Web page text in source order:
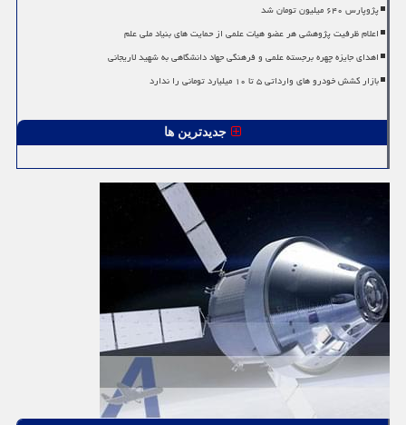
پژوپارس ۶۴۰ میلیون تومان شد
اعلام ظرفیت پژوهشی هر عضو هیات علمی از حمایت های بنیاد ملی علم
اهدای جایزه چهره برجسته علمی و فرهنگی جهاد دانشگاهی به شهید لاریجانی
بازار کشش خودرو های وارداتی ۵ تا ۱۰ میلیارد تومانی را ندارد
جدیدترین ها